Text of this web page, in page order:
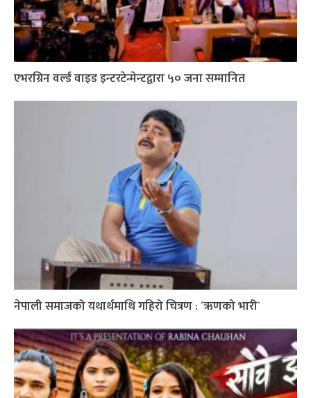
एभरग्रिन वर्ल्ड वाइड इन्टरटेन्मेन्टद्वारा ५० जना सम्मानित
नेपाली समाजको यथार्थमाथि गहिरो चित्रण : ´ऋणको भारी`